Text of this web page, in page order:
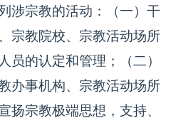
涉宗教的活动：（一）干
宗教院校、宗教活动场所
员的认定和管理；（二）
办事机构、宗教活动场所
扬宗教极端思想，支持、